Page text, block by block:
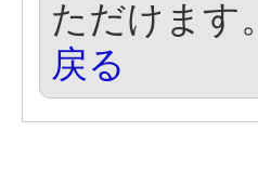
ただけます。
戻る